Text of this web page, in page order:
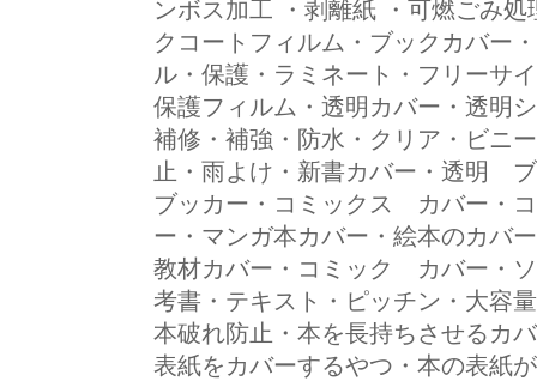
ンボス加工 ・剥離紙 ・可燃ごみ
クコートフィルム・ブックカバー
ル・保護・ラミネート・フリーサ
保護フィルム・透明カバー・透明
補修・補強・防水・クリア・ビニ
止・雨よけ・新書カバー・透明
ブッカー・コミックス カバー・
ー・マンガ本カバー・絵本のカバ
教材カバー・コミック カバー・
考書・テキスト・ピッチン・大容
本破れ防止・本を長持ちさせるカ
表紙をカバーするやつ・本の表紙